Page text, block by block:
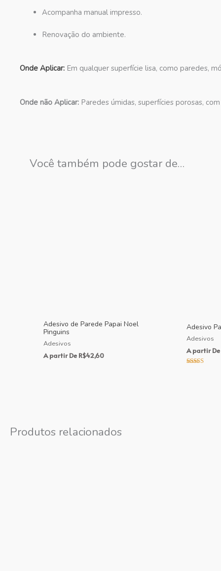
Acompanha manual impresso.
Renovação do ambiente.
Onde Aplicar: Em qualquer superfície lisa, como paredes,
Onde não Aplicar: Paredes úmidas, superfícies porosas,
Você também pode gostar de…
Adesivo de Parede Papai Noel
Pinguins
Adesivos
A partir De R$42,60
Adesivo
Adesivos
A partir De
Produtos relacionados